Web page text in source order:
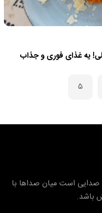
یه غذای فوری و جذاب
۵
صدایی است میان صداها با
باشد.